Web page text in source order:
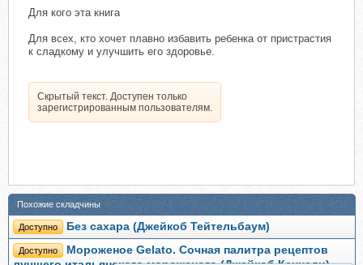
Для кого эта книга
Для всех, кто хочет плавно избавить ребенка от пристрастия
к сладкому и улучшить его здоровье.
Скрытый текст. Доступен только
зарегистрированным пользователям.
Похожие складчины
Доступно Без сахара (Джейкоб Тейтельбаум)
Доступно
Мороженое Gelato. Сочная палитра рецептов